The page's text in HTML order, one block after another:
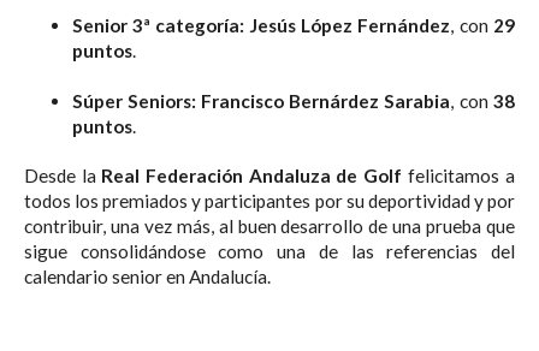
Senior 3ª categoría: Jesús López Fernández, con 29
puntos.
Súper Seniors: Francisco Bernárdez Sarabia, con 38
puntos.
Desde la Real Federación Andaluza de Golf felicitamos a
todos los premiados y participantes por su deportividad y por
contribuir, una vez más, al buen desarrollo de una prueba que
sigue consolidándose como una de las referencias del
calendario senior en Andalucía.